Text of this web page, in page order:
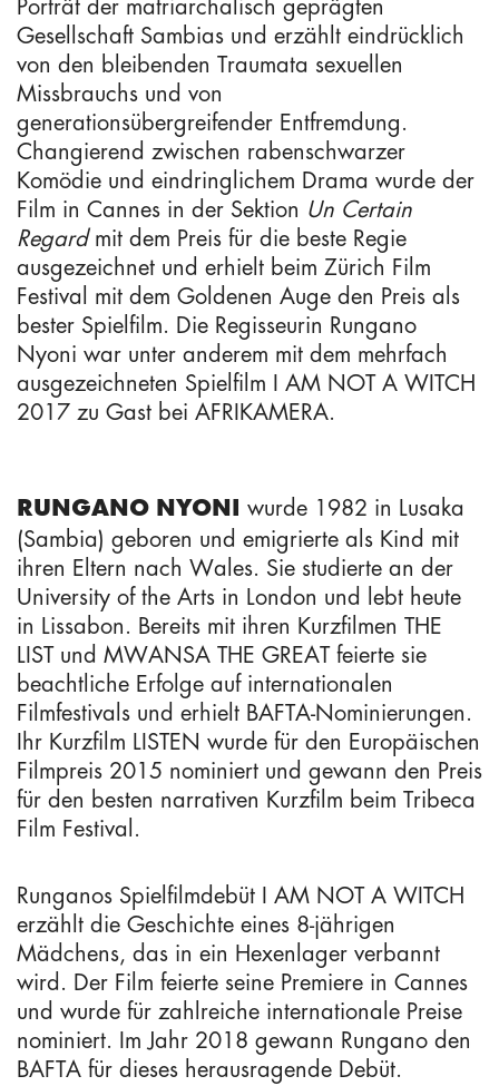
Porträt der matriarchalisch geprägten
Gesellschaft Sambias und erzählt eindrücklich
von den bleibenden Traumata sexuellen
Missbrauchs und von
generationsübergreifender Entfremdung.
Changierend zwischen rabenschwarzer
Komödie und eindringlichem Drama wurde der
Film in Cannes in der Sektion Un Certain
Regardmit dem Preis für die beste Regie
ausgezeichnet und erhielt beim Zürich Film
Festival mit dem Goldenen Auge den Preis als
bester Spielfilm. Die Regisseurin Rungano
Nyoni war unter anderem mit dem mehrfach
ausgezeichneten Spielfilm I AM NOT A WITCH
2017 zu Gast bei AFRIKAMERA.
RUNGANO NYONI wurde 1982 in Lusaka
(Sambia) geboren und emigrierte als Kind mit
ihren Eltern nach Wales. Sie studierte an der
University of the Arts in London und lebt heute
in Lissabon. Bereits mit ihren Kurzfilmen THE
LIST und MWANSA THE GREAT feierte sie
beachtliche Erfolge auf internationalen
Filmfestivals und erhielt BAFTA-Nominierungen.
Ihr Kurzfilm LISTEN wurde für den Europäischen
Filmpreis 2015 nominiert und gewann den Preis
für den besten narrativen Kurzfilm beim Tribeca
Film Festival.
Runganos Spielfilmdebüt I AM NOT A WITCH
erzählt die Geschichte eines 8-jährigen
Mädchens, das in ein Hexenlager verbannt
wird. Der Film feierte seine Premiere in Cannes
und wurde für zahlreiche internationale Preise
nominiert. Im Jahr 2018 gewann Rungano den
BAFTA für dieses herausragende Debüt.